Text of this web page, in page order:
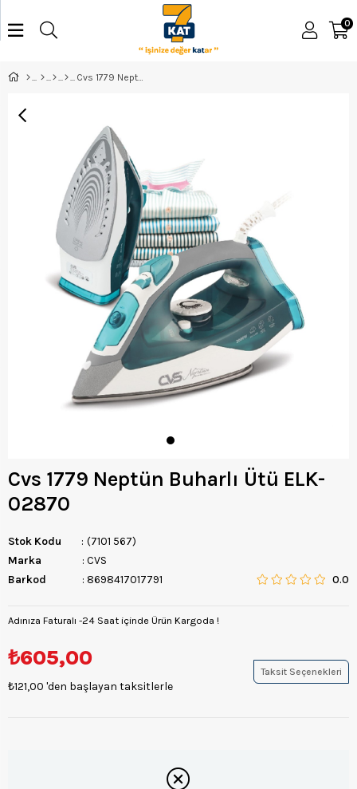
0
Cvs 1779 Neptün Buharlı Ütü ELK-
02870
Stok Kodu
(7101 567)
Marka
: CVS
Barkod
: 8698417017791 0.0
Adınıza Faturalı -24 Saat içinde Ürün Kargoda !
₺605,00
₺121,00 'den başlayan taksitlerle
Taksit Seçenekleri